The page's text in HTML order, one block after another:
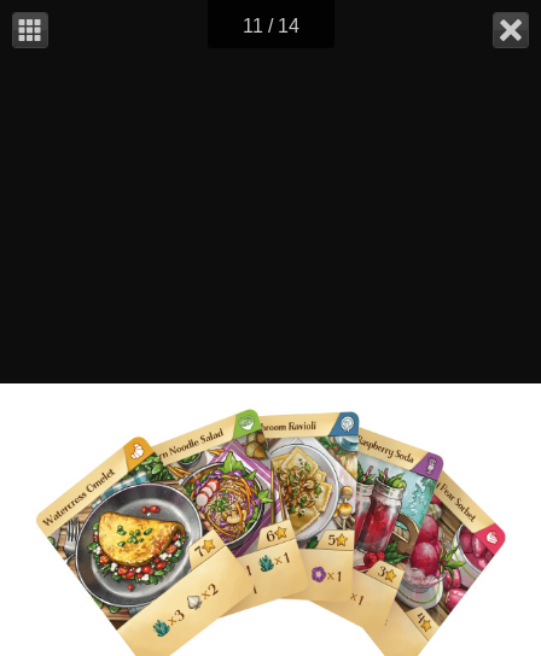
11 / 14